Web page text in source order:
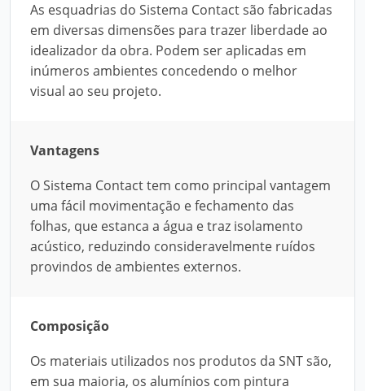
As esquadrias do Sistema Contact são fabricadas
em diversas dimensões para trazer liberdade ao
idealizador da obra. Podem ser aplicadas em
inúmeros ambientes concedendo o melhor
visual ao seu projeto.
Vantagens
O Sistema Contact tem como principal vantagem
uma fácil movimentação e fechamento das
folhas, que estanca a água e traz isolamento
acústico, reduzindo consideravelmente ruídos
provindos de ambientes externos.
Composição
Os materiais utilizados nos produtos da SNT são,
em sua maioria, os alumínios com pintura